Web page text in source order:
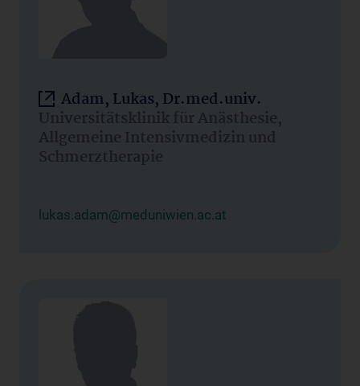
Adam, Lukas, Dr.med.univ.
Universitätsklinik für Anästhesie,
Allgemeine Intensivmedizin und
Schmerztherapie
lukas.adam@meduniwien.ac.at